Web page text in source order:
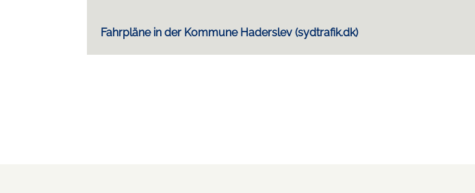
Fahrpläne in der Kommune Haderslev (sydtrafik.dk)